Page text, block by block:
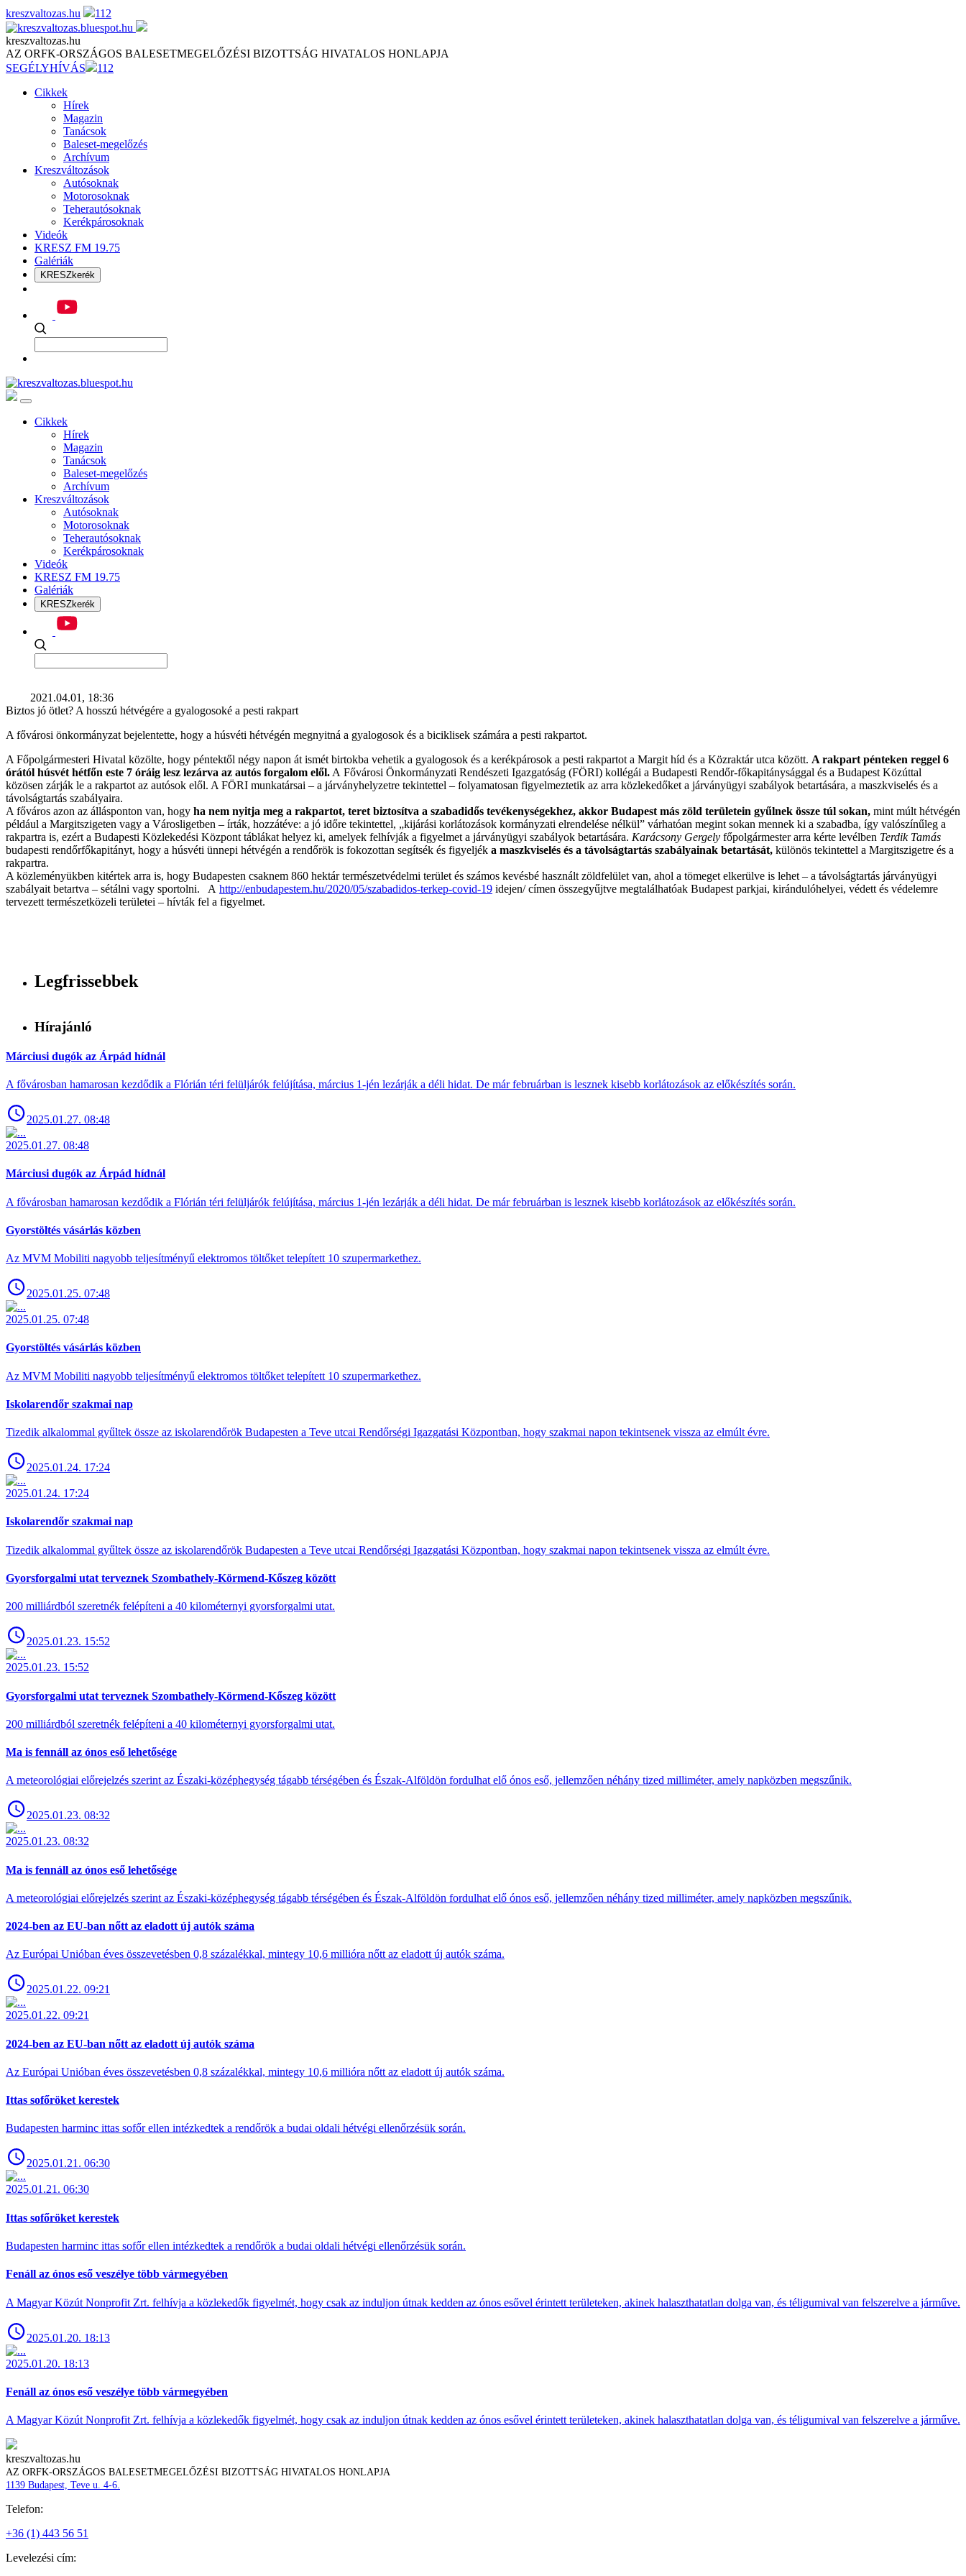
Skip
to
content
kreszvaltozas.hu 112
kreszvaltozas.hu
AZ ORFK-ORSZÁGOS BALESETMEGELŐZÉSI BIZOTTSÁG HIVATALOS HONLAPJA
SEGÉLYHÍVÁS
112
Cikkek
Hírek
Magazin
Tanácsok
Baleset-megelőzés
Archívum
Kreszváltozások
Autósoknak
Motorosoknak
Teherautósoknak
Kerékpárosoknak
Videók
KRESZ FM 19.75
Galériák
KRESZkerék
Cikkek
Hírek
Magazin
Tanácsok
Baleset-megelőzés
Archívum
Kreszváltozások
Autósoknak
Motorosoknak
Teherautósoknak
Kerékpárosoknak
Videók
KRESZ FM 19.75
Galériák
KRESZkerék
2021.04.01, 18:36
Biztos jó ötlet? A hosszú hétvégére a gyalogosoké a pesti rakpart
A fővárosi önkormányzat bejelentette, hogy a húsvéti hétvégén megnyitná a gyalogosok és a biciklisek számára a pesti rakpartot.
A Főpolgármesteri Hivatal közölte, hogy péntektől négy napon át ismét birtokba vehetik a gyalogosok és a kerékpárosok a pesti rakpartot a Margit híd és a Közraktár utca között. A rakpart pénteken reggel 6
órától húsvét hétfőn este 7 óráig lesz lezárva az autós forgalom elől. A Fővárosi Önkormányzati Rendészeti Igazgatóság (FÖRI) kollégái a Budapesti Rendőr-főkapitánysággal és a Budapest Közúttal
közösen zárják le a rakpartot az autósok elől. A FÖRI munkatársai – a járványhelyzetre tekintettel – folyamatosan figyelmeztetik az arra közlekedőket a járványügyi szabályok betartására, a maszkviselés és a
távolságtartás szabályaira.
A főváros azon az állásponton van, hogy ha nem nyitja meg a rakpartot, teret biztosítva a szabadidős tevékenységekhez, akkor Budapest más zöld területein gyűlnek össze túl sokan, mint múlt hétvégén
például a Margitszigeten vagy a Városligetben – írták, hozzátéve: a jó időre tekintettel, „kijárási korlátozások kormányzati elrendelése nélkül” várhatóan megint sokan mennek ki a szabadba, így valószínűleg a
rakpartra is, ezért a Budapesti Közlekedési Központ táblákat helyez ki, amelyek felhívják a figyelmet a járványügyi szabályok betartására. Karácsony Gergely főpolgármester arra kérte levélben Terdik Tamás
budapesti rendőrfőkapitányt, hogy a húsvéti ünnepi hétvégén a rendőrök is fokozottan segítsék és figyeljék a maszkviselés és a távolságtartás szabályainak betartását, különös tekintettel a Margitszigetre és a
rakpartra.
A közleményükben kitértek arra is, hogy Budapesten csaknem 860 hektár természetvédelmi terület és számos kevésbé használt zöldfelület van, ahol a tömeget elkerülve is lehet – a távolságtartás járványügyi
szabályait betartva – sétálni vagy sportolni. A http://enbudapestem.hu/2020/05/szabadidos-terkep-covid-19 idejen/ címen összegyűjtve megtalálhatóak Budapest parkjai, kirándulóhelyei, védett és védelemre
tervezett természetközeli területei – hívták fel a figyelmet.
Legfrissebbek
Hírajánló
Márciusi dugók az Árpád hídnál
A fővárosban hamarosan kezdődik a Flórián téri felüljárók felújítása, március 1-jén lezárják a déli hidat. De már februárban is lesznek kisebb korlátozások az előkészítés során.
2025.01.27. 08:48
2025.01.27. 08:48
Márciusi dugók az Árpád hídnál
A fővárosban hamarosan kezdődik a Flórián téri felüljárók felújítása, március 1-jén lezárják a déli hidat. De már februárban is lesznek kisebb korlátozások az előkészítés során.
Gyorstöltés vásárlás közben
Az MVM Mobiliti nagyobb teljesítményű elektromos töltőket telepített 10 szupermarkethez.
2025.01.25. 07:48
2025.01.25. 07:48
Gyorstöltés vásárlás közben
Az MVM Mobiliti nagyobb teljesítményű elektromos töltőket telepített 10 szupermarkethez.
Iskolarendőr szakmai nap
Tizedik alkalommal gyűltek össze az iskolarendőrök Budapesten a Teve utcai Rendőrségi Igazgatási Központban, hogy szakmai napon tekintsenek vissza az elmúlt évre.
2025.01.24. 17:24
2025.01.24. 17:24
Iskolarendőr szakmai nap
Tizedik alkalommal gyűltek össze az iskolarendőrök Budapesten a Teve utcai Rendőrségi Igazgatási Központban, hogy szakmai napon tekintsenek vissza az elmúlt évre.
Gyorsforgalmi utat terveznek Szombathely-Körmend-Kőszeg között
200 milliárdból szeretnék felépíteni a 40 kilométernyi gyorsforgalmi utat.
2025.01.23. 15:52
2025.01.23. 15:52
Gyorsforgalmi utat terveznek Szombathely-Körmend-Kőszeg között
200 milliárdból szeretnék felépíteni a 40 kilométernyi gyorsforgalmi utat.
Ma is fennáll az ónos eső lehetősége
A meteorológiai előrejelzés szerint az Északi-középhegység tágabb térségében és Észak-Alföldön fordulhat elő ónos eső, jellemzően néhány tized milliméter, amely napközben megszűnik.
2025.01.23. 08:32
2025.01.23. 08:32
Ma is fennáll az ónos eső lehetősége
A meteorológiai előrejelzés szerint az Északi-középhegység tágabb térségében és Észak-Alföldön fordulhat elő ónos eső, jellemzően néhány tized milliméter, amely napközben megszűnik.
2024-ben az EU-ban nőtt az eladott új autók száma
Az Európai Unióban éves összevetésben 0,8 százalékkal, mintegy 10,6 millióra nőtt az eladott új autók száma.
2025.01.22. 09:21
2025.01.22. 09:21
2024-ben az EU-ban nőtt az eladott új autók száma
Az Európai Unióban éves összevetésben 0,8 százalékkal, mintegy 10,6 millióra nőtt az eladott új autók száma.
Ittas sofőröket kerestek
Budapesten harminc ittas sofőr ellen intézkedtek a rendőrök a budai oldali hétvégi ellenőrzésük során.
2025.01.21. 06:30
2025.01.21. 06:30
Ittas sofőröket kerestek
Budapesten harminc ittas sofőr ellen intézkedtek a rendőrök a budai oldali hétvégi ellenőrzésük során.
Fenáll az ónos eső veszélye több vármegyében
A Magyar Közút Nonprofit Zrt. felhívja a közlekedők figyelmét, hogy csak az induljon útnak kedden az ónos esővel érintett területeken, akinek halaszthatatlan dolga van, és téligumival van felszerelve a járműve.
2025.01.20. 18:13
2025.01.20. 18:13
Fenáll az ónos eső veszélye több vármegyében
A Magyar Közút Nonprofit Zrt. felhívja a közlekedők figyelmét, hogy csak az induljon útnak kedden az ónos esővel érintett területeken, akinek halaszthatatlan dolga van, és téligumival van felszerelve a járműve.
kreszvaltozas.hu
AZ ORFK-ORSZÁGOS BALESETMEGELŐZÉSI BIZOTTSÁG HIVATALOS HONLAPJA
1139 Budapest, Teve u. 4-6.
Telefon:
+36 (1) 443 56 51
Levelezési cím: